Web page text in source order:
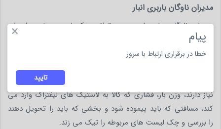
مدیران ناوگان باربری انبار
مدیران ناوگان های باربری می توانند چک لیست هایی را برای
رانندگان خود ایجاد کنند تا از آن برای بررسی بخش های لیفتراک
استفاده شود تا هنگام جابجایی بار آسیبی به راننده و محصولات انبار
انبار می بایستی مواردی نظیر مقدار بنزینی که برای جابجایی بارها
نیاز دارند، وزن بار، فشاری که کالا به لاستیک های لیفتراک وارد می
کند، مسافتی که باید پیموده شود و بخشی که باید را تحویل دهند
را بررسی و چک لیست های مربوطه را تیک می زند.
× پیام
خطا در برقراری ارتباط با سرور
تایید